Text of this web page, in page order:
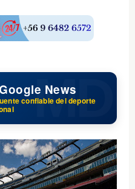
News
confiable del deporte